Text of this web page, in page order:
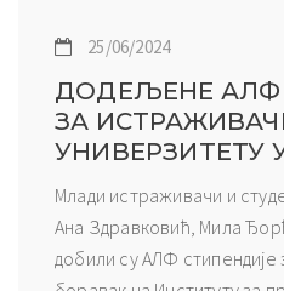
25/06/2024
ДОДЕЉЕНЕ АЛФ
ЗА
УНИВЕРЗИТЕТУ
Млади истраживачи и
Ана Здравковић, Мила
добили су АЛФ стипендије